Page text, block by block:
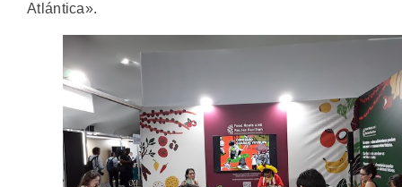
Atlántica».